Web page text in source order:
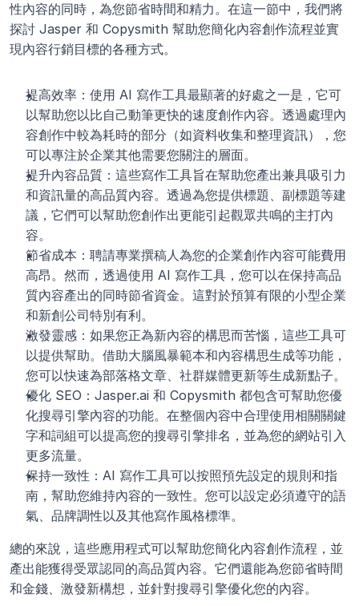
性內容的同時，為您節省時間和精力。在這一節中，我們將
探討 Jasper 和 Copysmith 幫助您簡化內容創作流程並實
現內容行銷目標的各種方式。
提高效率：使用 AI 寫作工具最顯著的好處之一是，它可
以幫助您以比自己動筆更快的速度創作內容。透過處理內
容創作中較為耗時的部分（如資料收集和整理資訊），您
可以專注於企業其他需要您關注的層面。
提升內容品質：這些寫作工具旨在幫助您產出兼具吸引力
和資訊量的高品質內容。透過為您提供標題、副標題等建
議，它們可以幫助您創作出更能引起觀眾共鳴的主打內
容。
節省成本：聘請專業撰稿人為您的企業創作內容可能費用
高昂。然而，透過使用 AI 寫作工具，您可以在保持高品
質內容產出的同時節省資金。這對於預算有限的小型企業
和新創公司特別有利。
激發靈感：如果您正為新內容的構思而苦惱，這些工具可
以提供幫助。借助大腦風暴範本和內容構思生成等功能，
您可以快速為部落格文章、社群媒體更新等生成新點子。
優化 SEO：Jasper.ai 和 Copysmith 都包含可幫助您優
化搜尋引擎內容的功能。在整個內容中合理使用相關關鍵
字和詞組可以提高您的搜尋引擎排名，並為您的網站引入
更多流量。
保持一致性：AI 寫作工具可以按照預先設定的規則和指
南，幫助您維持內容的一致性。您可以設定必須遵守的語
氣、品牌調性以及其他寫作風格標準。
總的來說，這些應用程式可以幫助您簡化內容創作流程，並
產出能獲得受眾認同的高品質內容。它們還能為您節省時間
和金錢、激發新構想，並針對搜尋引擎優化您的內容。